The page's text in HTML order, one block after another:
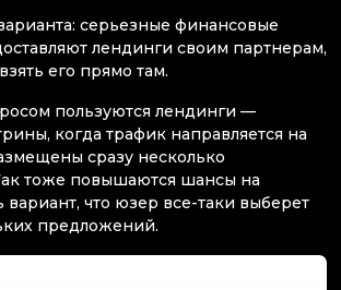
серьезные финансовые
лендинги своим партнерам,
его прямо там.
пользуются лендинги —
когда трафик направляется на
сразу несколько
тоже повышаются шансы на
вариант, что юзер все-таки выберет
предложений.